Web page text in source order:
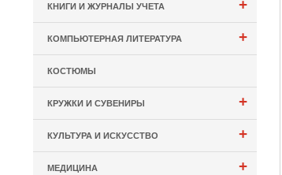
+
КНИГИ И ЖУРНАЛЫ УЧЕТА
+
КОМПЬЮТЕРНАЯ ЛИТЕРАТУРА
КОСТЮМЫ
+
КРУЖКИ И СУВЕНИРЫ
+
КУЛЬТУРА И ИСКУССТВО
+
МЕДИЦИНА